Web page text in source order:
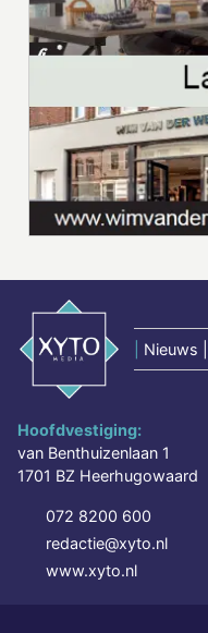
Nieuws
Hoofdvestiging:
van Benthuizenlaan 1
1701 BZ Heerhugowaard
072 8200 600
redactie@xyto.nl
www.xyto.nl